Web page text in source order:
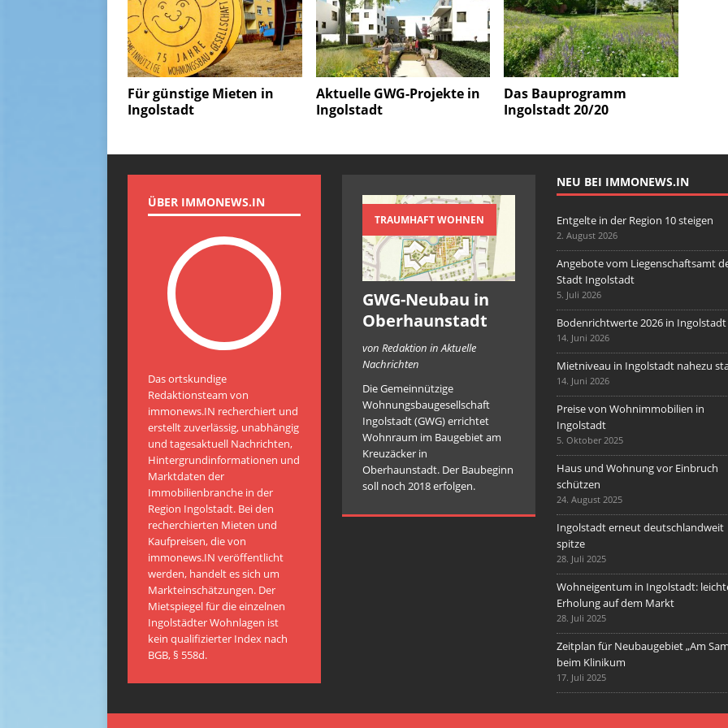
Für günstige Mieten in
Ingolstadt
Aktuelle GWG-Projekte in
Ingolstadt
Das Bauprogramm
Ingolstadt 20/20
ÜBER IMMONEWS.IN
Das ortskundige
Redaktionsteam von
immonews.IN recherchiert und
erstellt zuverlässig, unabhängig
und tagesaktuell Nachrichten,
Hintergrundinformationen und
Marktdaten der
Immobilienbranche in der
Region Ingolstadt. Bei den
recherchierten Mieten und
Kaufpreisen, die von
immonews.IN veröffentlicht
werden, handelt es sich um
Markteinschätzungen. Der
Mietspiegel für die einzelnen
Ingolstädter Wohnlagen ist
kein qualifizierter Index nach
BGB, § 558d.
TRAUMHAFT WOHNEN
GWG-Neubau in
Oberhaunstadt
von Redaktion in Aktuelle
Nachrichten
Die Gemeinnützige
Wohnungsbaugesellschaft
Ingolstadt (GWG) errichtet
Wohnraum im Baugebiet am
Kreuzäcker in
Oberhaunstadt. Der Baubeginn
soll noch 2018 erfolgen.
NEU BEI IMMONEWS.IN
Entgelte in der Region 10 steigen
2. August 2026
Angebote vom Liegenschaftsamt
Stadt Ingolstadt
5. Juli 2026
Bodenrichtwerte 2026 in Ingolstadt
14. Juni 2026
Mietniveau in Ingolstadt nahezu
14. Juni 2026
Preise von Wohnimmobilien in
Ingolstadt
5. Oktober 2025
Haus und Wohnung vor Einbruch
schützen
24. August 2025
Ingolstadt erneut deutschlandweit
spitze
28. Juli 2025
Wohneigentum in Ingolstadt:
Erholung auf dem Markt
28. Juli 2025
Zeitplan für Neubaugebiet „Am
beim Klinikum
17. Juli 2025